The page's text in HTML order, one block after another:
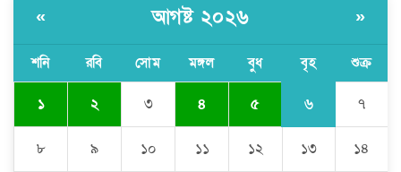
ঘণ্টার পর ঘণ্টা বিদ্যুৎহীন মৌলভীবাজার:
বিশ্বনাথে ‘প্রবাসী ওয়েলফেয়ার
এসোসিয়েশন’র পক্ষ থেকে নগদ অর্থ বিতরণ
« আগষ্ট ২০২৬ »
শনি রবি সোম মঙ্গল বুধ বৃহ শুক্র
১ ২ ৩ ৪ ৫ ৬ ৭
৮ ৯ ১০ ১১ ১২ ১৩ ১৪